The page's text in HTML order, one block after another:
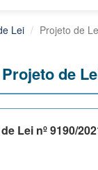
Lei Projeto de
Projeto de
Lei nº 9190/